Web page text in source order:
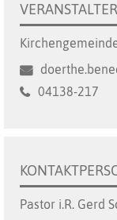
VERANSTALTER
04138-217
Pastor i.R. Gerd